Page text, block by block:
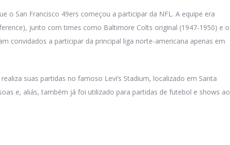
o San Francisco 49ers começou a participar da NFL. A equipe era
junto com times como Baltimore Colts original (1947-1950) e o
convidados a participar da principal liga norte-americana apenas em
suas partidas no famoso Levi’s Stadium, localizado em Santa
e, aliás, também já foi utilizado para partidas de futebol e shows ao